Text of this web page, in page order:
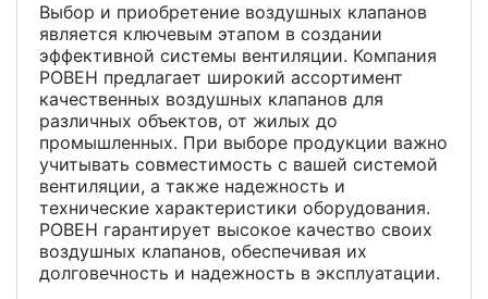
Выбор и приобретение воздушных клапанов
является ключевым этапом в создании
эффективной системы вентиляции. Компания
РОВЕН предлагает широкий ассортимент
качественных воздушных клапанов для
различных объектов, от жилых до
промышленных. При выборе продукции важно
учитывать совместимость с вашей системой
вентиляции, а также надежность и
технические характеристики оборудования.
РОВЕН гарантирует высокое качество своих
воздушных клапанов, обеспечивая их
долговечность и надежность в эксплуатации.